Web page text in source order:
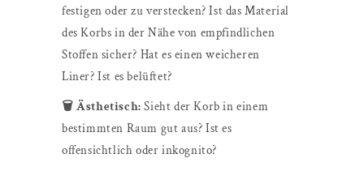
festigen oder zu verstecken? Ist das Material
des Korbs in der Nähe von empfindlichen
Stoffen sicher? Hat es einen weicheren
Liner? Ist es belüftet?
🗑️ Ästhetisch: Sieht der Korb in einem
bestimmten Raum gut aus? Ist es
offensichtlich oder inkognito?